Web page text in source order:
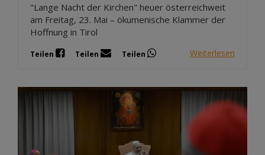
"Lange Nacht der Kirchen" heuer österreichweit
am Freitag, 23. Mai – ökumenische Klammer der
Hoffnung in Tirol
Teilen Teilen Teilen Weiterlesen